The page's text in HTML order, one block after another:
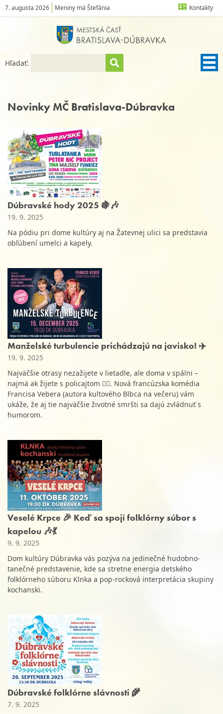
7. augusta 2026 Meniny má Štefánia Kontakty
Hľadať:
Novinky MČ Bratislava-Dúbravka
Dúbravské hody 2025 🍇🎶
19. 9. 2025
Na pódiu pri dome kultúry aj na Žatevnej ulici sa predstavia
obľúbení umelci a kapely.
Manželské turbulencie prichádzajú na javisko! ✈️
19. 9. 2025
Najväčšie otrasy nezažijete v lietadle, ale doma v spálni –
najmä ak žijete s policajtom 👮‍♂️. Nová francúzska komédia
Francisa Vebera (autora kultového Blbca na večeru) vám
ukáže, že aj tie najväčšie životné smršti sa dajú zvládnuť s
humorom.
Veselé Krpce 🎉 Keď sa spojí folklórny súbor s
kapelou 🎶💃
9. 9. 2025
Dom kultúry Dúbravka vás pozýva na jedinečné hudobno-
tanečné predstavenie, kde sa stretne energia detského
folklórneho súboru Klnka a pop-rocková interpretácia skupiny
kochanski.
Dúbravské folklórne slávnosti 🌾
7. 9. 2025